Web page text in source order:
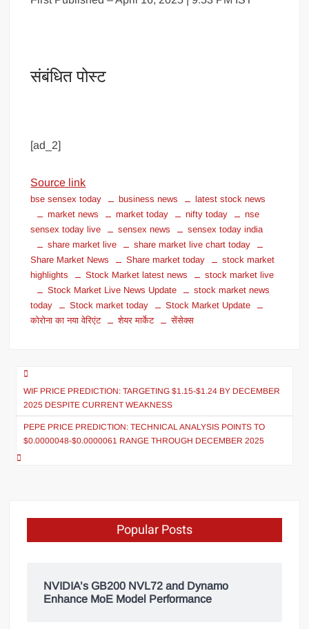
संबंधित पोस्ट
[ad_2]
Source link
bse sensex today business news
latest stock news
market news
market today nifty today
nse
sensex today live
sensex news
sensex today india
share market live
share market live chart today
Share Market News
Share market today
stock market
highlights
Stock Market latest news
stock market live
Stock Market Live News Update
stock market news
today
Stock market today
Stock Market Update
कोरोना का नया वेरिएंट
शेयर मार्केट सेंसेक्स
WIF PRICE PREDICTION: TARGETING $1.15-$1.24 BY DECEMBER
2025 DESPITE CURRENT WEAKNESS
PEPE PRICE PREDICTION: TECHNICAL ANALYSIS POINTS TO
$0.0000048-$0.0000061 RANGE THROUGH DECEMBER 2025
Popular Posts
NVIDIA’s GB200 NVL72 and Dynamo
Enhance MoE Model Performance